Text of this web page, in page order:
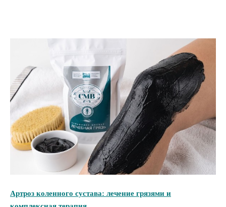
Артроз коленного сустава: лечение грязями и